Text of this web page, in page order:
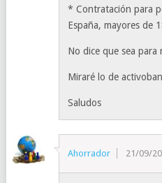
* Contratación para
España, mayores de
No dice que sea para
Miraré lo de
Saludos
Ahorrador 21/09/